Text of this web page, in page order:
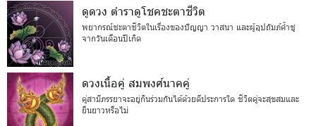
ดูดวง ตำราดูโชคชะตาชีวิต
พยากรณ์ชะตาชีวิตในเรื่องของปัญญา วาสนา และผู้อุปถัมภ์ค้ำชู
จากวันเดือนปีเกิด
ดวงเนื้อคู่ สมพงศ์นาคคู่
คู่สามีภรรยาจะอยู่กินร่วมกันได้ด้วยดีประการใด ชีวิตคู่จะสุขสมและ
ยืนยาวหรือไม่